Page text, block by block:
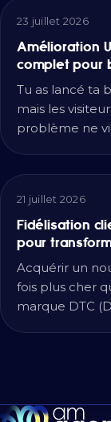
23 juillet 2026
Amélioration
complet pour
Tu as lancé ta
mais les
problème ne
21 juillet 2026
Fidélisation
pour
Acquérir un
fois plus cher
marque DTC